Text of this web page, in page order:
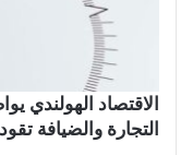
الاقتصاد الهولندي
التجارة والضيافة